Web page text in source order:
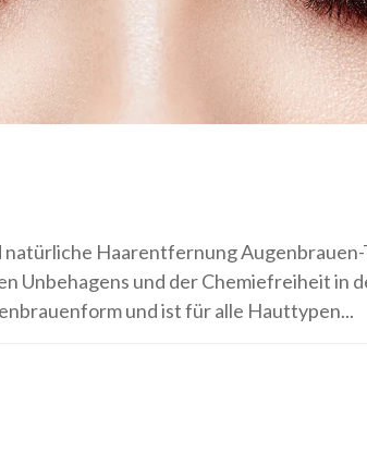
natürliche Haarentfernung
Unbehagens und der Chemiefreiheit in
und ist für alle Hauttypen...